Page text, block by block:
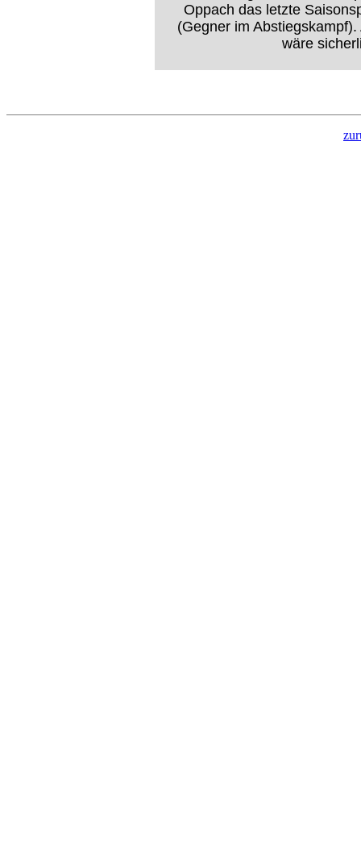
Oppach das letzte
(Gegner im
wäre